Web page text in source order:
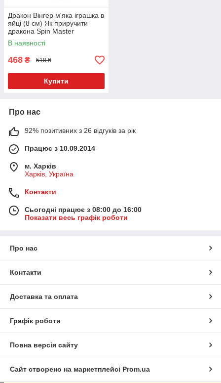
Дракон Вінгер м'яка іграшка в
яйці (8 см) Як приручити
дракона Spin Master
В наявності
468 ₴ 518 ₴
Купити
Про нас
92% позитивних з 26 відгуків за рік
Працює з 10.09.2014
м. Харків
Харків, Україна
Контакти
Сьогодні працює з 08:00 до 16:00
Показати весь графік роботи
Про нас
Контакти
Доставка та оплата
Графік роботи
Повна версія сайту
Сайт створено на маркетплейсі Prom.ua